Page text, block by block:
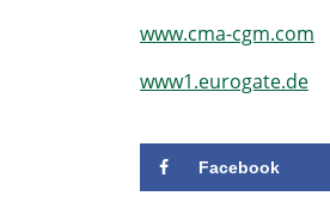
www.cma-cgm.com
www1.eurogate.de
Facebook